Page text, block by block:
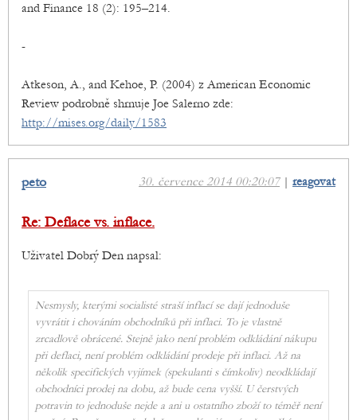
and Finance 18 (2): 195–214.
-
Atkeson, A., and Kehoe, P. (2004) z American Economic
Review podrobně shrnuje Joe Salerno zde:
http://mises.org/daily/1583
30. července 2014 00:20:07| reagovat
peto
Re: Deflace vs. inflace.
Uživatel Dobrý Den napsal:
Nesmysly, kterými socialisté straší inflací se dají jednoduše
vyvrátit i chováním obchodníků při inflaci. To je vlastně
zrcadlově obrácené. Stejně jako není problém odkládání nákupu
při deflaci, není problém odkládání prodeje při inflaci. Až na
několik specifických vyjímek (spekulanti s čímkoliv) neodkládají
obchodníci prodej na dobu, až bude cena vyšší. U čerstvých
potravin to jednoduše nejde a ani u ostatního zboží to téměř není